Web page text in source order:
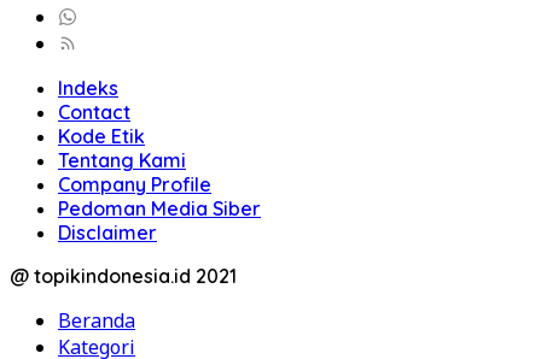
Indeks
Contact
Kode Etik
Tentang Kami
Company Profile
Pedoman Media Siber
Disclaimer
@ topikindonesia.id 2021
Beranda
Kategori